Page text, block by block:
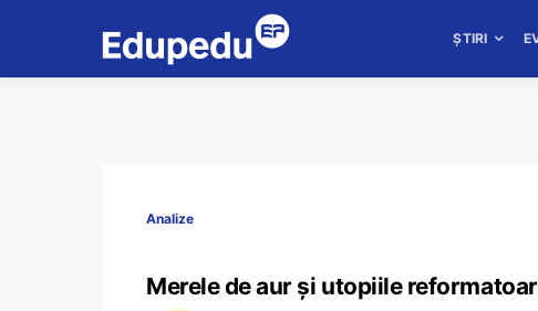
ȘTIRI
Analize
Merele de aur și utopiile